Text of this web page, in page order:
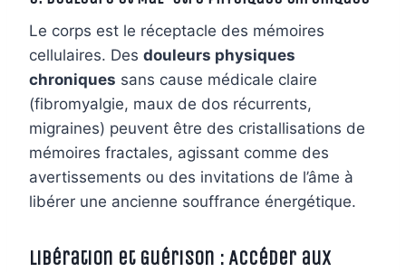
Le corps est le réceptacle des mémoires
cellulaires. Des douleurs physiques
chroniques sans cause médicale claire
(fibromyalgie, maux de dos récurrents,
migraines) peuvent être des cristallisations de
mémoires fractales, agissant comme des
avertissements ou des invitations de l’âme à
libérer une ancienne souffrance énergétique.
Libération et Guérison : Accéder aux